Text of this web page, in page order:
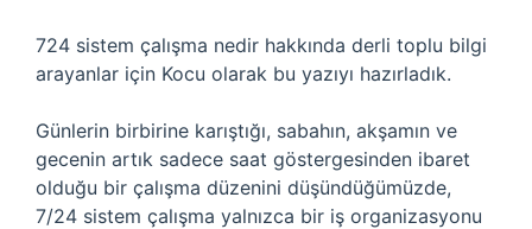
724 sistem çalışma nedir hakkında derli toplu bilgi
arayanlar için Kocu olarak bu yazıyı hazırladık.
Günlerin birbirine karıştığı, sabahın, akşamın ve
gecenin artık sadece saat göstergesinden ibaret
olduğu bir çalışma düzenini düşündüğümüzde,
7/24 sistem çalışma yalnızca bir iş organizasyonu